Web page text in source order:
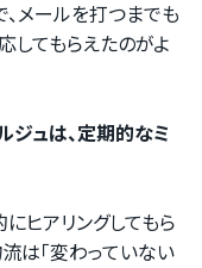
メールを打つまでも
してもらえたのがよ
ジュは、定期的なミ
ヒアリングしてもら
は「変わっていない